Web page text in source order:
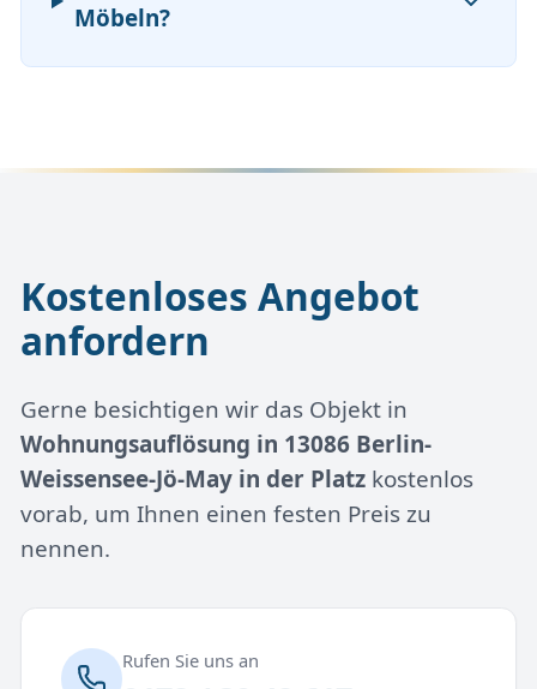
Möbeln?
Kostenloses Angebot
anfordern
Gerne besichtigen wir das Objekt in
Wohnungsauflösung in 13086 Berlin-
Weissensee-Jö-May in der Platzkostenlos
vorab, um Ihnen einen festen Preis zu
nennen.
Rufen Sie uns an